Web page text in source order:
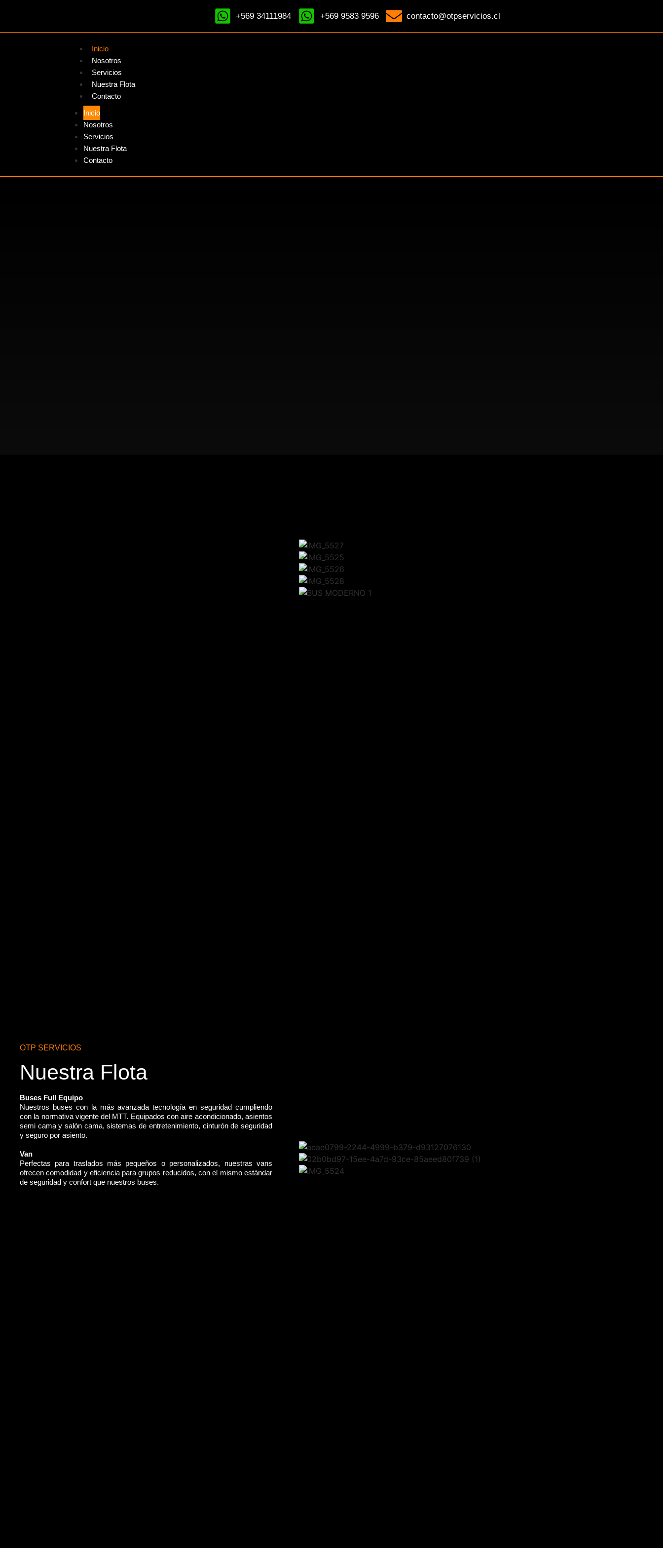
+569 34111984 +569 9583 9596 contacto@otpservicios.cl
Inicio
Nosotros
Servicios
Nuestra Flota
Contacto
Inicio
Nosotros
Servicios
Nuestra Flota
Contacto
OTP SERVICIOS
Nuestra Flota
Buses Full Equipo
Nuestros buses con la más avanzada tecnología en seguridad cumpliendo
con la normativa vigente del MTT. Equipados con aire acondicionado, asientos
semi cama y salón cama, sistemas de entretenimiento, cinturón de seguridad
y seguro por asiento.
Van
Perfectas para traslados más pequeños o personalizados, nuestras vans
ofrecen comodidad y eficiencia para grupos reducidos, con el mismo estándar
de seguridad y confort que nuestros buses.